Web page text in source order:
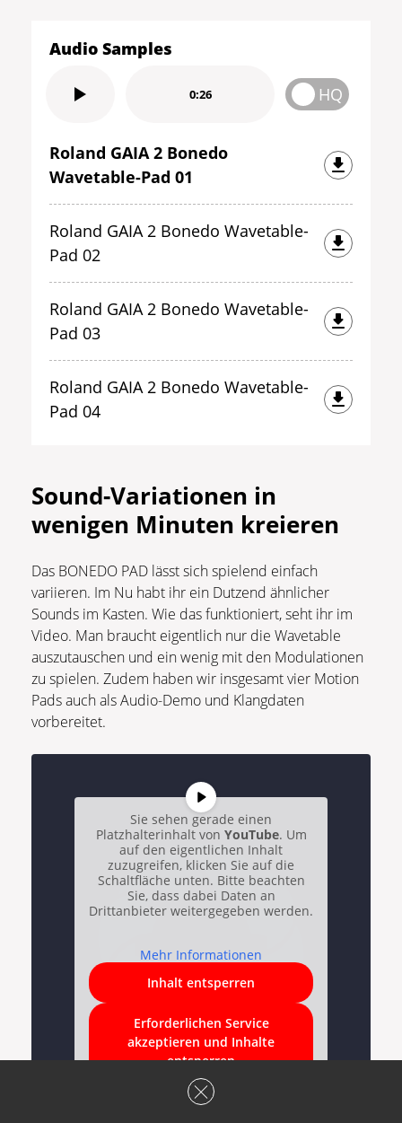
Audio Samples
0:26 HQ
Roland GAIA 2 Bonedo
Wavetable-Pad 01
Roland GAIA 2 Bonedo Wavetable-
Pad 02
Roland GAIA 2 Bonedo Wavetable-
Pad 03
Roland GAIA 2 Bonedo Wavetable-
Pad 04
Sound-Variationen in
wenigen Minuten kreieren
Das BONEDO PAD lässt sich spielend einfach
variieren. Im Nu habt ihr ein Dutzend ähnlicher
Sounds im Kasten. Wie das funktioniert, seht ihr im
Video. Man braucht eigentlich nur die Wavetable
auszutauschen und ein wenig mit den Modulationen
zu spielen. Zudem haben wir insgesamt vier Motion
Pads auch als Audio-Demo und Klangdaten
vorbereitet.
Sie sehen gerade einen
Platzhalterinhalt von YouTube. Um
auf den eigentlichen Inhalt
zuzugreifen, klicken Sie auf die
Schaltfläche unten. Bitte beachten
Sie, dass dabei Daten an
Drittanbieter weitergegeben werden.
Mehr Informationen
Inhalt entsperren
Erforderlichen Service
akzeptieren und Inhalte
entsperren